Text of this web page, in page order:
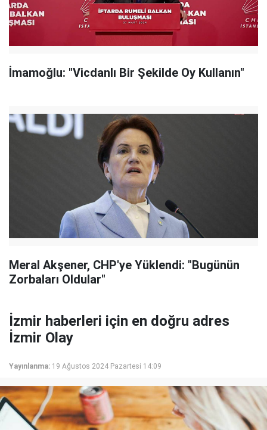
İmamoğlu: "Vicdanlı Bir Şekilde Oy Kullanın"
Meral Akşener, CHP'ye Yüklendi: "Bugünün
Zorbaları Oldular"
İzmir haberleri için en doğru adres
İzmir Olay
Yayınlanma: 19 Ağustos 2024 Pazartesi 14:09